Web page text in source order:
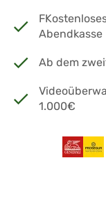
Abendkasse
Ab dem
1.000€